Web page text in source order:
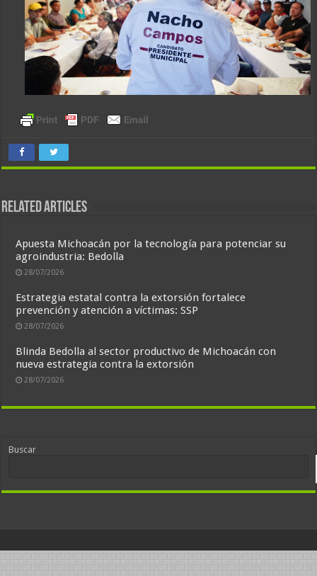
Related Articles
Apuesta Michoacán por la tecnología para potenciar su
agroindustria: Bedolla
28/07/2026
Estrategia estatal contra la extorsión fortalece
prevención y atención a víctimas: SSP
28/07/2026
Blinda Bedolla al sector productivo de Michoacán con
nueva estrategia contra la extorsión
28/07/2026
Buscar